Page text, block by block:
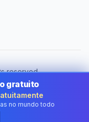
reserved.
Brazil
gratuito
no mundo todo